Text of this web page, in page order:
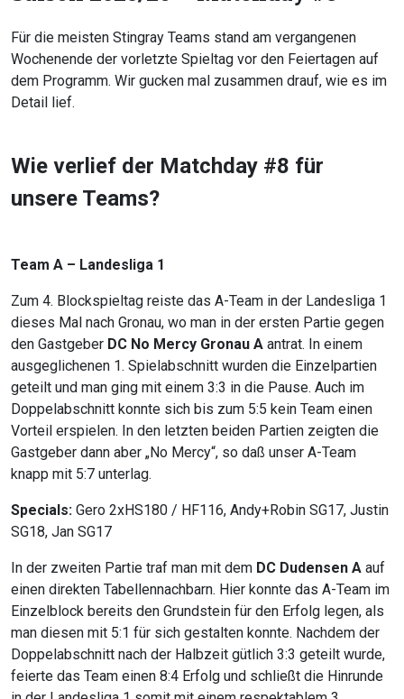
Für die meisten Stingray Teams stand am vergangenen
Wochenende der vorletzte Spieltag vor den Feiertagen auf
dem Programm. Wir gucken mal zusammen drauf, wie es im
Detail lief.
Wie verlief der Matchday #8 für
unsere Teams?
Team A – Landesliga 1
Zum 4. Blockspieltag reiste das A-Team in der Landesliga 1
dieses Mal nach Gronau, wo man in der ersten Partie gegen
den Gastgeber DC No Mercy Gronau A antrat. In einem
ausgeglichenen 1. Spielabschnitt wurden die Einzelpartien
geteilt und man ging mit einem 3:3 in die Pause. Auch im
Doppelabschnitt konnte sich bis zum 5:5 kein Team einen
Vorteil erspielen. In den letzten beiden Partien zeigten die
Gastgeber dann aber „No Mercy“, so daß unser A-Team
knapp mit 5:7 unterlag.
Specials: Gero 2xHS180 / HF116, Andy+Robin SG17, Justin
SG18, Jan SG17
In der zweiten Partie traf man mit dem DC Dudensen A auf
einen direkten Tabellennachbarn. Hier konnte das A-Team im
Einzelblock bereits den Grundstein für den Erfolg legen, als
man diesen mit 5:1 für sich gestalten konnte. Nachdem der
Doppelabschnitt nach der Halbzeit gütlich 3:3 geteilt wurde,
feierte das Team einen 8:4 Erfolg und schließt die Hinrunde